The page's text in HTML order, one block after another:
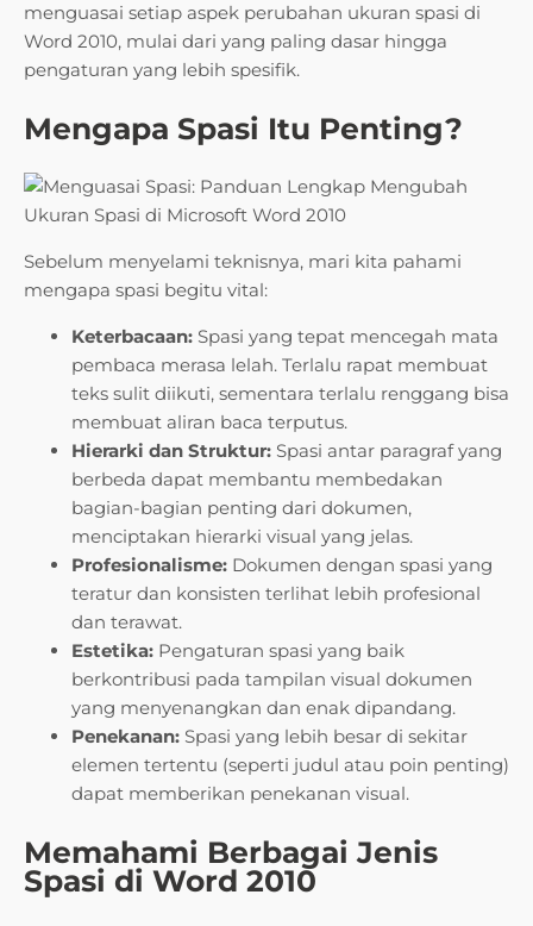
menguasai setiap aspek perubahan ukuran spasi di
Word 2010, mulai dari yang paling dasar hingga
pengaturan yang lebih spesifik.
Mengapa Spasi Itu Penting?
Sebelum menyelami teknisnya, mari kita pahami
mengapa spasi begitu vital:
Keterbacaan: Spasi yang tepat mencegah mata
pembaca merasa lelah. Terlalu rapat membuat
teks sulit diikuti, sementara terlalu renggang bisa
membuat aliran baca terputus.
Hierarki dan Struktur: Spasi antar paragraf yang
berbeda dapat membantu membedakan
bagian-bagian penting dari dokumen,
menciptakan hierarki visual yang jelas.
Profesionalisme: Dokumen dengan spasi yang
teratur dan konsisten terlihat lebih profesional
dan terawat.
Estetika: Pengaturan spasi yang baik
berkontribusi pada tampilan visual dokumen
yang menyenangkan dan enak dipandang.
Penekanan: Spasi yang lebih besar di sekitar
elemen tertentu (seperti judul atau poin penting)
dapat memberikan penekanan visual.
Memahami Berbagai Jenis
Spasi di Word 2010